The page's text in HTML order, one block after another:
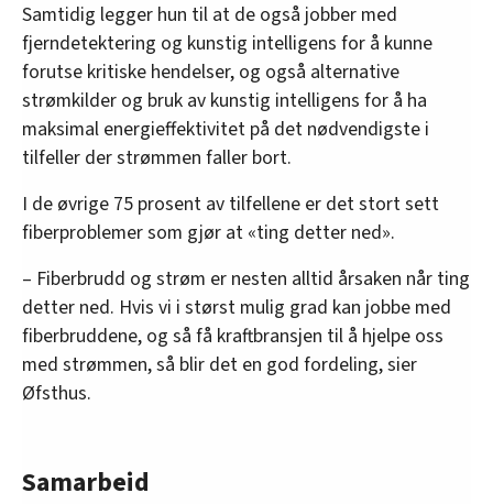
Samtidig legger hun til at de også jobber med
fjerndetektering og kunstig intelligens for å kunne
forutse kritiske hendelser, og også alternative
strømkilder og bruk av kunstig intelligens for å ha
maksimal energieffektivitet på det nødvendigste i
tilfeller der strømmen faller bort.
I de øvrige 75 prosent av tilfellene er det stort sett
fiberproblemer som gjør at «ting detter ned».
– Fiberbrudd og strøm er nesten alltid årsaken når ting
detter ned. Hvis vi i størst mulig grad kan jobbe med
fiberbruddene, og så få kraftbransjen til å hjelpe oss
med strømmen, så blir det en god fordeling, sier
Øfsthus.
Samarbeid